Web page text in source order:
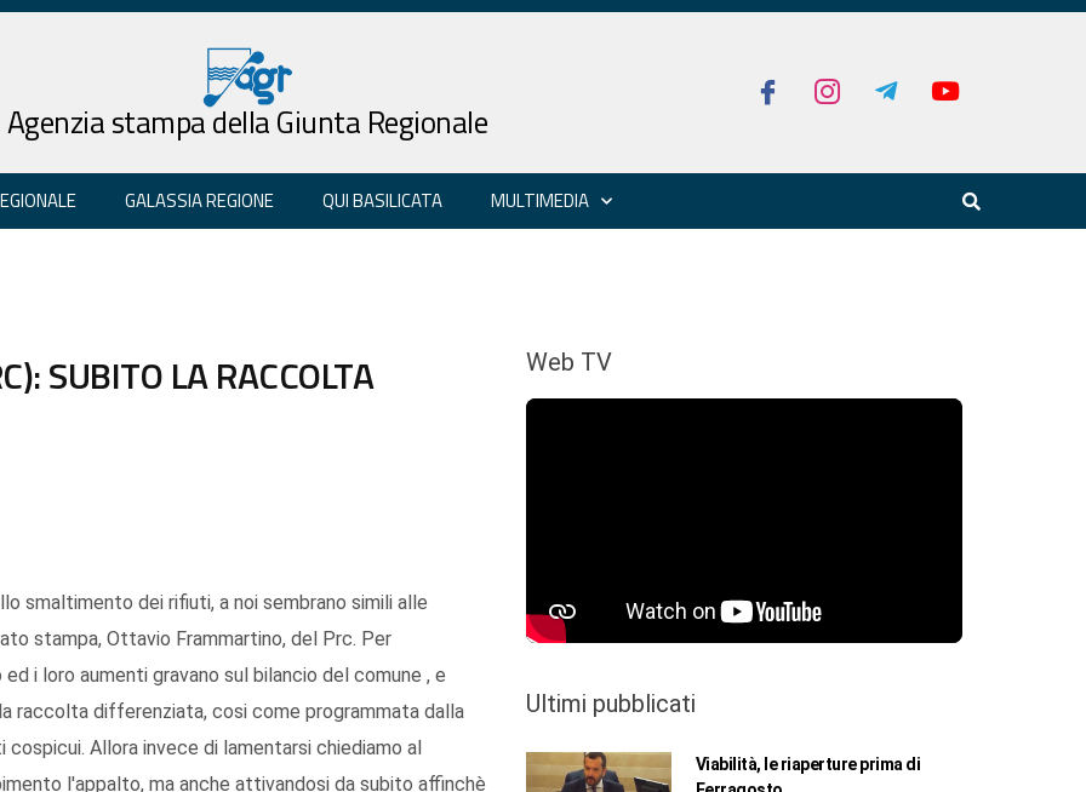
Agenzia stampa della Giunta Regionale
GALASSIA REGIONE QUI BASILICATA MULTIMEDIA
SUBITO LA RACCOLTA
smaltimento dei rifiuti, a noi sembrano simili alle
stampa, Ottavio Frammartino, del Prc. Per
i loro aumenti gravano sul bilancio del comune , e
raccolta differenziata, cosi come programmata dalla
Allora invece di lamentarsi chiediamo al
l'appalto, ma anche attivandosi da subito affinchè
Web TV
Ultimi pubblicati
Viabilità, le riaperture prima di